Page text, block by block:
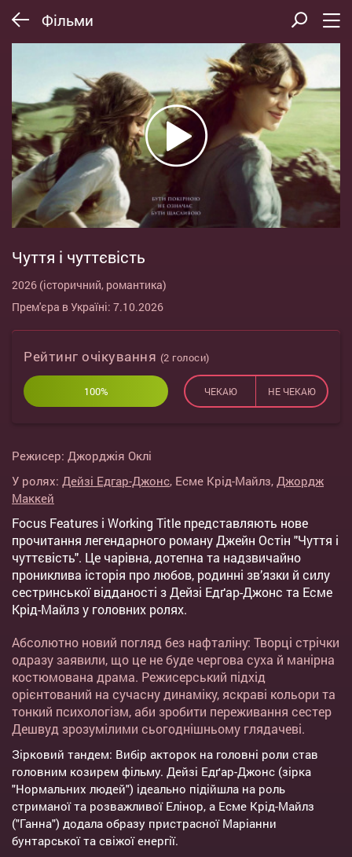
Фільми
Чуття і чуттєвість
2026 (історичний, романтика)
Прем'єра в Україні: 7.10.2026
Рейтинг очікування (2 голоси)
100% 0% ЧЕКАЮ НЕ ЧЕКАЮ
Режисер: Джорджія Оклі
У ролях: Дейзі Едгар-Джонс, Есме Крід-Майлз, Джордж
Маккей
Focus Features і Working Title представляють нове
прочитання легендарного роману Джейн Остін "Чуття і
чуттєвість". Це чарівна, дотепна та надзвичайно
прониклива історія про любов, родинні зв’язки й силу
сестринської відданості з Дейзі Едґар-Джонс та Есме
Крід-Майлз у головних ролях.
Абсолютно новий погляд без нафталіну: Творці стрічки
одразу заявили, що це не буде чергова суха й манірна
костюмована драма. Режисерський підхід
орієнтований на сучасну динаміку, яскраві кольори та
тонкий психологізм, аби зробити переживання сестер
Дешвуд зрозумілими сьогоднішньому глядачеві.
Зірковий тандем: Вибір акторок на головні роли став
головним козирем фільму. Дейзі Едґар-Джонс (зірка
"Нормальних людей") ідеально підійшла на роль
стриманої та розважливої Елінор, а Есме Крід-Майлз
("Ганна") додала образу пристрасної Маріанни
бунтарської та свіжої енергії.